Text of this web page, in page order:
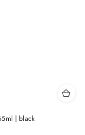
| black